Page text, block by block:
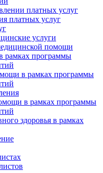
платных услуг
платных услуг
услуги
помощи
рамках программы
в рамках программы
в рамках программы
здоровья в рамках